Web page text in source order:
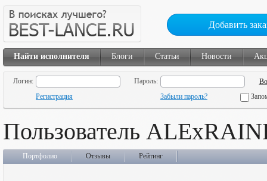
Добавить
Найти исполнителя Блоги Статьи Новости
Логин:
Пароль:
Регистрация
Забыли пароль?
Пользователь
Портфолио Отзывы Рейтинг